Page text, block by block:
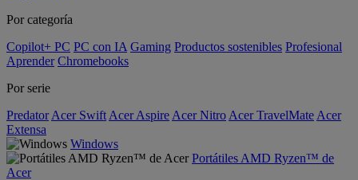
Por categoría
Copilot+ PC PC con IA Gaming Productos sostenibles Profesional
Aprender Chromebooks
Por serie
Predator Acer Swift Acer Aspire Acer Nitro Acer TravelMate Acer
Extensa
Windows
Portátiles AMD Ryzen™ de
Acer